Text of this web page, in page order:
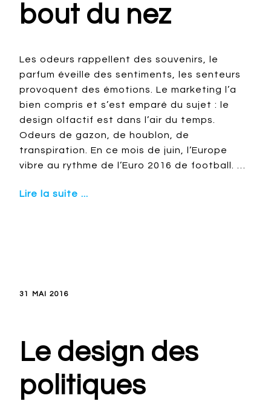
bout du nez
Les odeurs rappellent des souvenirs, le
parfum éveille des sentiments, les senteurs
provoquent des émotions. Le marketing l’a
bien compris et s’est emparé du sujet : le
design olfactif est dans l’air du temps.
Odeurs de gazon, de houblon, de
transpiration. En ce mois de juin, l’Europe
vibre au rythme de l’Euro 2016 de football. …
Lire la suite ...
31 MAI 2016
Le design des
politiques